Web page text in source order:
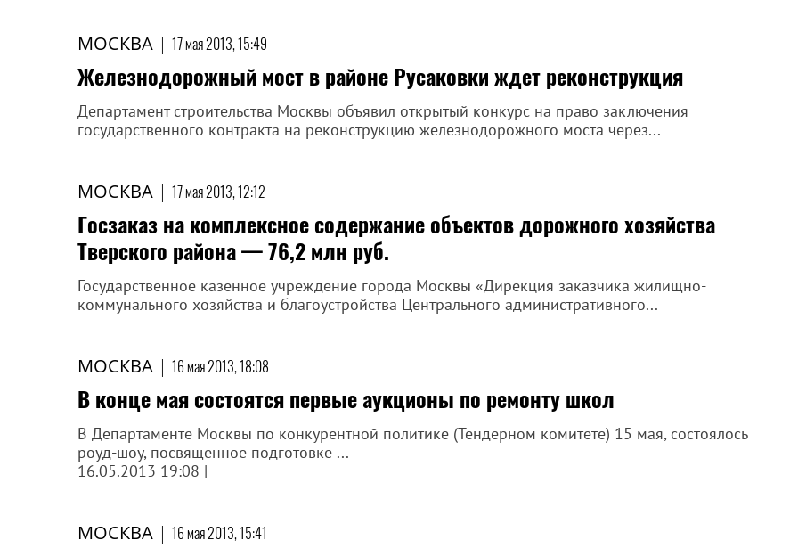
МОСКВА | 17 мая 2013, 15:49
Железнодорожный мост в районе Русаковки ждет реконструкция
Департамент строительства Москвы объявил открытый конкурс на право заключения
государственного контракта на реконструкцию железнодорожного моста через...
МОСКВА | 17 мая 2013, 12:12
Госзаказ на комплексное содержание объектов дорожного хозяйства
Тверского района — 76,2 млн руб.
Государственное казенное учреждение города Москвы «Дирекция заказчика жилищно-
коммунального хозяйства и благоустройства Центрального административного...
МОСКВА | 16 мая 2013, 18:08
В конце мая состоятся первые аукционы по ремонту школ
В Департаменте Москвы по конкурентной политике (Тендерном комитете) 15 мая, состоялось
роуд-шоу, посвященное подготовке ...
16.05.2013 19:08 |
МОСКВА | 16 мая 2013, 15:41